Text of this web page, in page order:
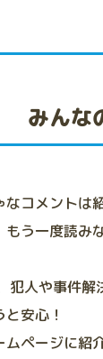
みんな
コメントは
う一度読み
人や事件解
安心！
ページに紹